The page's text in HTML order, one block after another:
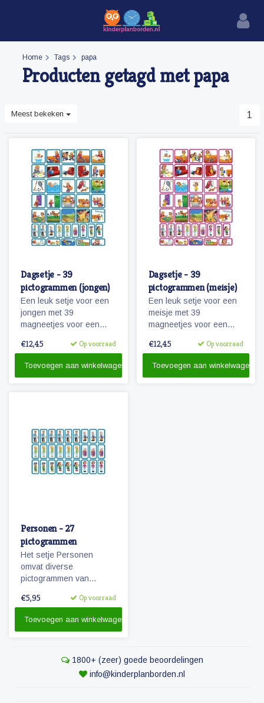
Home Tags papa
Producten getagd met papa
Meest bekeken 1
Dagsetje - 39
pictogrammen (jongen)
Een leuk setje voor een
jongen met 39
magneetjes voor een
magneetjes voor school,
natuurlijk ook sport, spel
€12,45 Op voorraad
Toevoegen aan winkelwagen
Dagsetje - 39
pictogrammen (meisje)
Een leuk setje voor een
meisje met 39
magneetjes voor een
magneetjes voor school,
natuurlijk ook sport, spel
€12,45 Op voorraad
Toevoegen aan winkelwagen
Personen - 27
pictogrammen
Het setje Personen
omvat diverse
pictogrammen van
omgeving van het kind.
€5,95 Op voorraad
Toevoegen aan winkelwagen
1800+ (zeer) goede beoordelingen
info@kinderplanborden.nl